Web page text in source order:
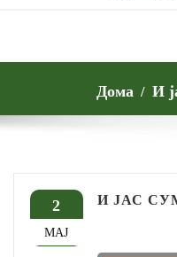
Дома И
2
МАЈ
И ЈАС